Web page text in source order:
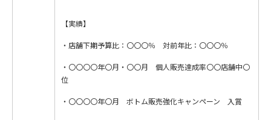
【実績】
・店舗下期予算比：〇〇〇％ 対前年比：〇〇〇％
・〇〇〇〇年〇月・〇〇月 個人販売達成率〇〇店舗中〇
位
・〇〇〇〇年〇月 ボトム販売強化キャンペーン 入賞